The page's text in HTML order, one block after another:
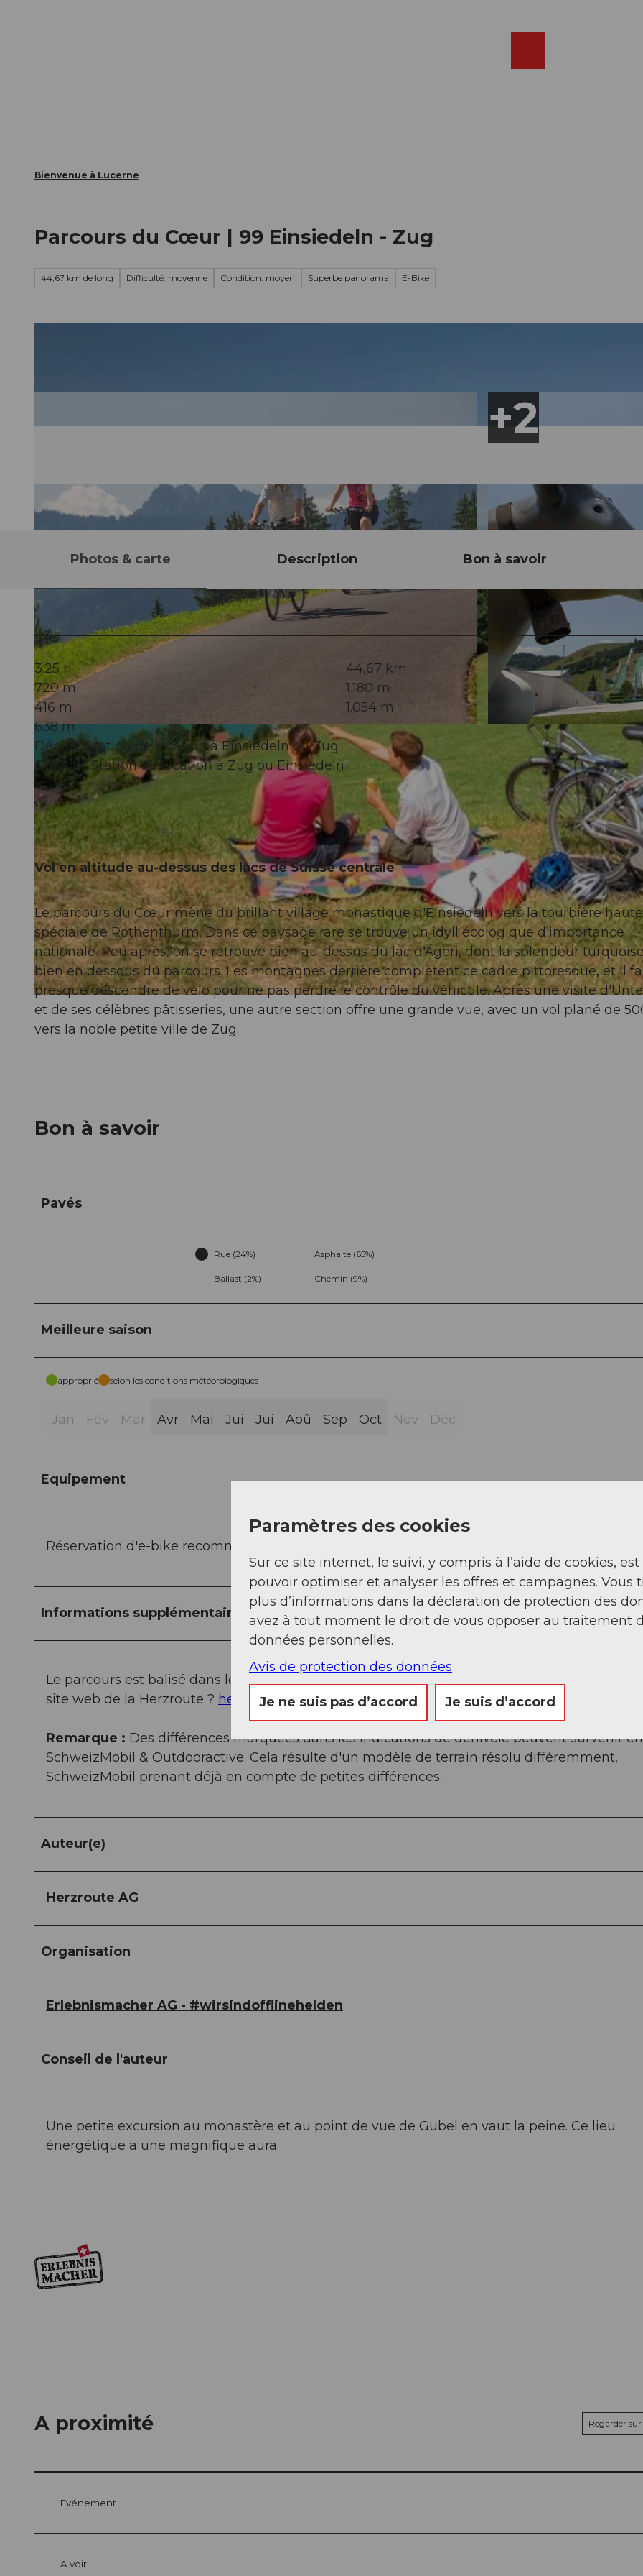
Bienvenue à Lucerne
Parcours du Cœur | 99 Einsiedeln - Zug
44,67 km de long Difficulté: moyenne Condition: moyen Superbe panorama E-Bike
© Christof Sonderegger, Erlebnismacher AG - #wirsindofflinehelden © Christof Sonderegger, Erlebnismacher AG -
Photos & carte Description Bon à savoir
3:25 h
44,67 km
720 m
1.180 m
416 m
1.054 m
638 m
Départ: Station de location à Einsiedeln ou Zug
Objectif: Station de location à Zug ou Einsiedeln
Vol en altitude au-dessus des lacs de Suisse centrale
Le parcours du Cœur mène du brillant village monastique d'Einsiedeln vers la tourbière haute
spéciale de Rothenthurm. Dans ce paysage rare se trouve un idyll écologique d'importance
nationale. Peu après, on se retrouve bien au-dessus du lac d'Ägeri, dont la splendeur
bien en dessous du parcours. Les montagnes derrière complètent ce cadre pittoresque, et il
presque descendre de vélo pour ne pas perdre le contrôle du véhicule. Après une visite
et de ses célèbres pâtisseries, une autre section offre une grande vue, avec un vol plané de
vers la noble petite ville de Zug.
Bon à savoir
Pavés
Rue (24%) Asphalte (65%)
Ballast (2%) Chemin (9%)
Meilleure saison
approprié selon les conditions météorologiques
Jan Fév Mar Avr Mai Jui Jui Aoû Sep Oct Nov Déc
Equipement
Réservation d'e-bike recommandée via
Informations supplémentaires / Liens
Le parcours est balisé dans les deux directions sous le numéro 99 « Herzroute ». Un coup
site web de la Herzroute ? herzroute.ch
Remarque : Des différences marquées dans les indications de dénivelé peuvent survenir
SchweizMobil & Outdooractive. Cela résulte d'un modèle de terrain résolu différemment,
SchweizMobil prenant déjà en compte de petites différences.
Auteur(e)
Herzroute AG
Organisation
Erlebnismacher AG - #wirsindofflinehelden
Conseil de l'auteur
Une petite excursion au monastère et au point de vue de Gubel en vaut la peine. Ce lieu
énergétique a une magnifique aura.
A proximité Regarder
Evénement
A voir
Paramètres des cookies
Sur ce site internet, le suivi, y compris à l’aide de cookies,
pouvoir optimiser et analyser les offres et campagnes. Vous
plus d’informations dans la déclaration de protection des
avez à tout moment le droit de vous opposer au traitement
données personnelles.
Avis de protection des données
Je ne suis pas d’accord Je suis d’accord